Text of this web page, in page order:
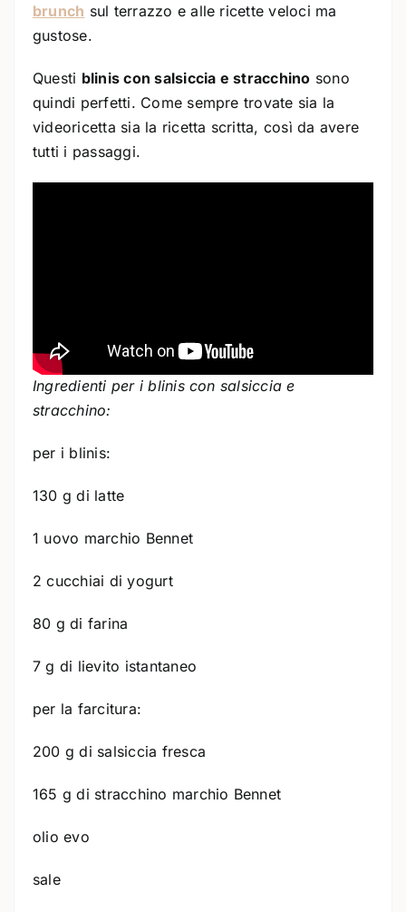
brunch sul terrazzo e alle ricette veloci ma
gustose.
Questi blinis con salsiccia e stracchino sono
quindi perfetti. Come sempre trovate sia la
videoricetta sia la ricetta scritta, così da avere
tutti i passaggi.
Ingredienti per i blinis con salsiccia e
stracchino:
per i blinis:
130 g di latte
1 uovo marchio Bennet
2 cucchiai di yogurt
80 g di farina
7 g di lievito istantaneo
per la farcitura:
200 g di salsiccia fresca
165 g di stracchino marchio Bennet
olio evo
sale